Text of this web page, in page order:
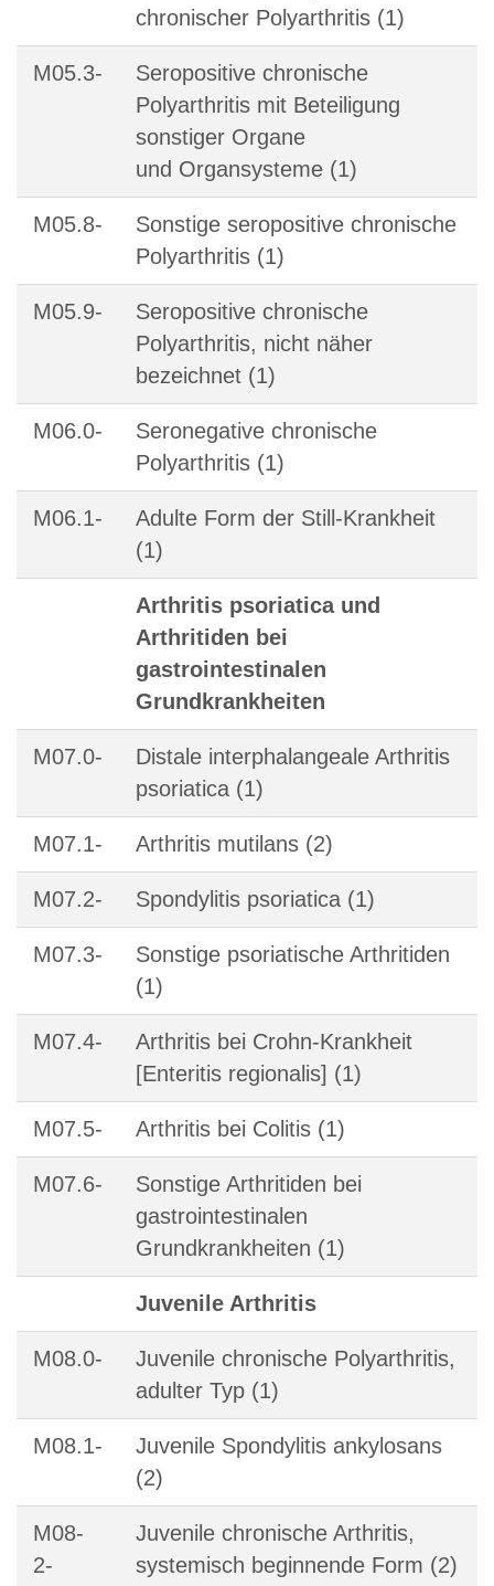
chronischer Polyarthritis (1)
M05.3-
Seropositive chronische
Polyarthritis mit Beteiligung
sonstiger Organe
und Organsysteme (1)
M05.8-
Sonstige seropositive chronische
Polyarthritis (1)
M05.9-
Seropositive chronische
Polyarthritis, nicht näher
bezeichnet (1)
M06.0-
Seronegative chronische
Polyarthritis (1)
M06.1-
Adulte Form der Still-Krankheit
(1)
Arthritis psoriatica und
Arthritiden bei
gastrointestinalen
Grundkrankheiten
M07.0-
Distale interphalangeale Arthritis
psoriatica (1)
M07.1- Arthritis mutilans (2)
M07.2- Spondylitis psoriatica (1)
M07.3-
Sonstige psoriatische Arthritiden
(1)
M07.4-
Arthritis bei Crohn-Krankheit
[Enteritis regionalis] (1)
M07.5- Arthritis bei Colitis (1)
M07.6-
Sonstige Arthritiden bei
gastrointestinalen
Grundkrankheiten (1)
Juvenile Arthritis
M08.0-
Juvenile chronische Polyarthritis,
adulter Typ (1)
M08.1-
Juvenile Spondylitis ankylosans
(2)
M08-
2-
Juvenile chronische Arthritis,
systemisch beginnende Form (2)